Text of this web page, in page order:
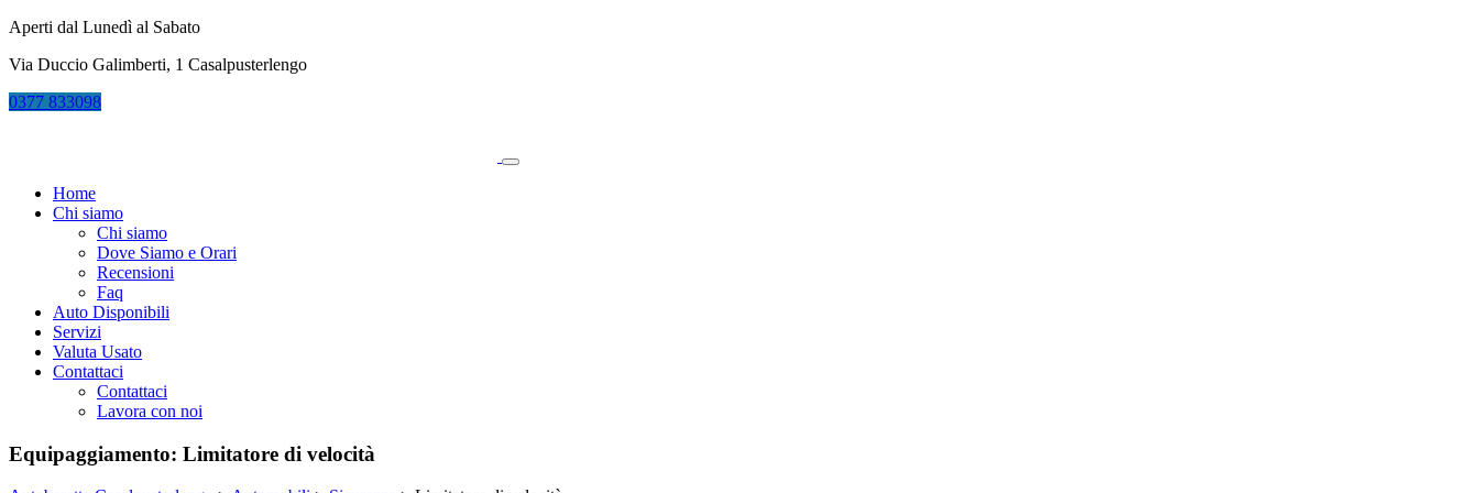
Aperti dal Lunedì al Sabato
Via Duccio Galimberti, 1 Casalpusterlengo
0377 833098
Home
Chi siamo
Chi siamo
Dove Siamo e Orari
Recensioni
Faq
Auto Disponibili
Servizi
Valuta Usato
Contattaci
Contattaci
Lavora con noi
Equipaggiamento: Limitatore di velocità